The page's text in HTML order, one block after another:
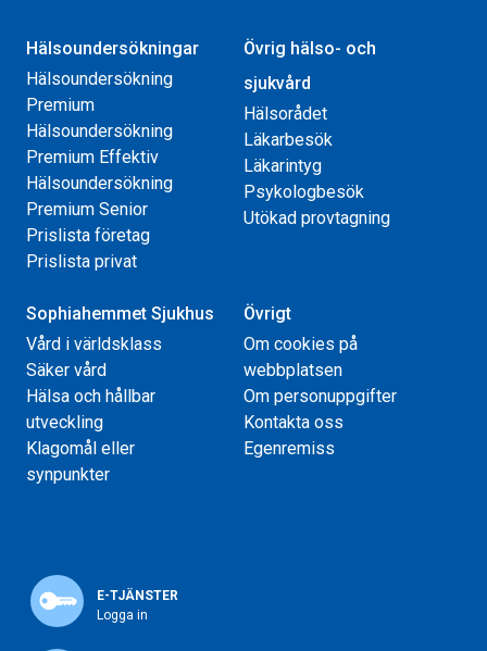
Hälsoundersökningar
Hälsoundersökning
Premium
Hälsoundersökning
Premium Effektiv
Hälsoundersökning
Premium Senior
Prislista företag
Prislista privat
Övrig hälso- och
sjukvård
Hälsorådet
Läkarbesök
Läkarintyg
Psykologbesök
Utökad provtagning
Sophiahemmet Sjukhus
Vård i världsklass
Säker vård
Hälsa och hållbar
utveckling
Klagomål eller
synpunkter
Övrigt
Om cookies på
webbplatsen
Om personuppgifter
Kontakta oss
Egenremiss
E-TJÄNSTER
Logga in